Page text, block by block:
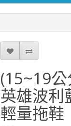
(15~19
英雄波利
輕量拖鞋